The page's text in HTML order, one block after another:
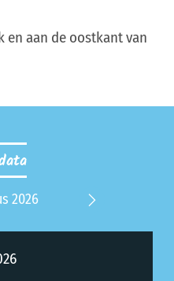
en aan de oostkant van
2026
Next